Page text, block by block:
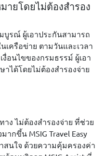
ายโดยไม่ต้องสำรอง
บูรณ์ ผู้เอาประกันสามารถ
เครือข่าย ตามวันและเวลา
อนไขของกรมธรรม์ ผู้เอา
าได้โดยไม่ต้องสำรองจ่าย
ง ไม่ต้องสำรองจ่าย ที่ช่วย
ากขึ้น MSIG Travel Easy
สนใจ ด้วยความคุ้มครองค่า